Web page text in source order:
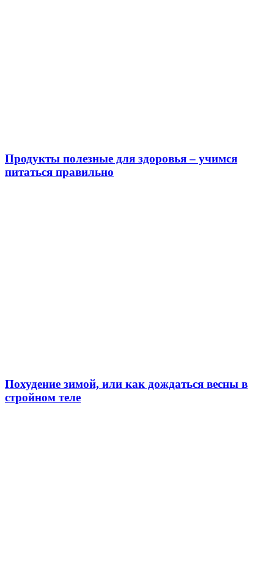
Продукты полезные для здоровья – учимся
питаться правильно
Похудение зимой, или как дождаться весны в
стройном теле